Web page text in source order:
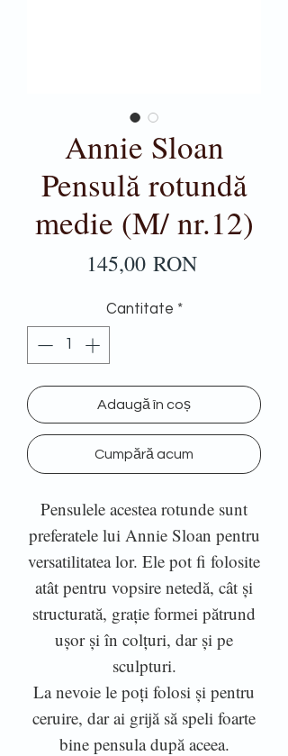
Annie Sloan
Pensulă rotundă
medie (M/ nr.12)
145,00 RONPreț
Cantitate *
Adaugă în coș
Cumpără acum
Pensulele acestea rotunde sunt
preferatele lui Annie Sloan pentru
versatilitatea lor. Ele pot fi folosite
atât pentru vopsire netedă, cât și
structurată, grație formei pătrund
ușor și în colțuri, dar și pe
sculpturi.
La nevoie le poți folosi și pentru
ceruire, dar ai grijă să speli foarte
bine pensula după aceea.